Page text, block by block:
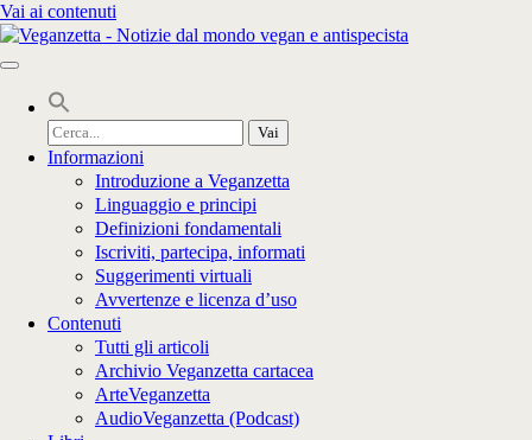
Vai ai contenuti
Cerca
per:
Informazioni
Introduzione a Veganzetta
Linguaggio e principi
Definizioni fondamentali
Iscriviti, partecipa, informati
Suggerimenti virtuali
Avvertenze e licenza d’uso
Contenuti
Tutti gli articoli
Archivio Veganzetta cartacea
ArteVeganzetta
AudioVeganzetta (Podcast)